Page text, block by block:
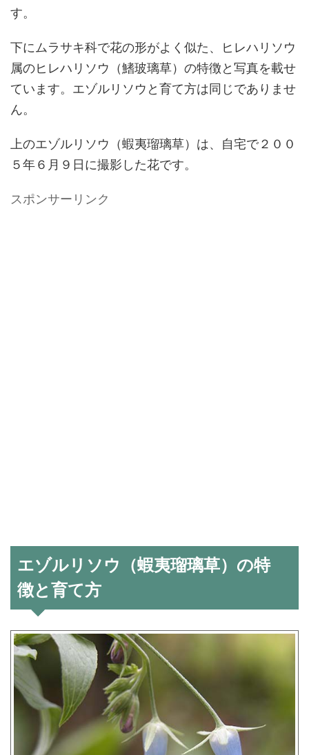
す。
下にムラサキ科で花の形がよく似た、ヒレハリソウ
属のヒレハリソウ（鰭玻璃草）の特徴と写真を載せ
ています。エゾルリソウと育て方は同じでありませ
ん。
上のエゾルリソウ（蝦夷瑠璃草）は、自宅で２００
５年６月９日に撮影した花です。
スポンサーリンク
エゾルリソウ（蝦夷瑠璃草）の特
徴と育て方